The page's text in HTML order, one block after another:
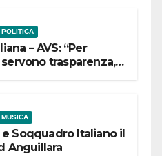
POLITICA
– AVS: “Per
trasparenza,
MUSICA
Soqquadro Italiano il
Anguillara